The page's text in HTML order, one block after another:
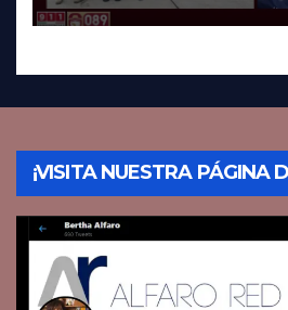
¡VISITA NUESTRA PÁGINA